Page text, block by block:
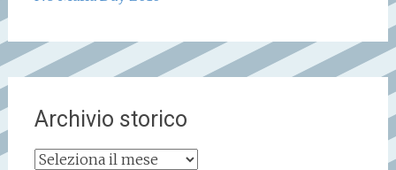
Archivio storico
Archivio